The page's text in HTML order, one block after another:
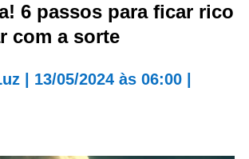
6 passos para ficar rico
com a sorte
| 13/05/2024 às 06:00|